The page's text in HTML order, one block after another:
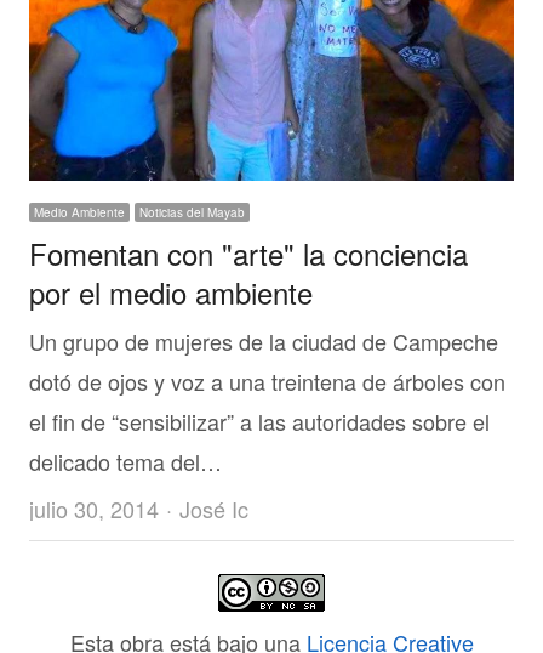
Medio Ambiente Noticias del Mayab
Fomentan con "arte" la conciencia
por el medio ambiente
Un grupo de mujeres de la ciudad de Campeche
dotó de ojos y voz a una treintena de árboles con
el fin de “sensibilizar” a las autoridades sobre el
delicado tema del…
julio 30, 2014
Author
José Ic
Esta obra está bajo una Licencia Creative